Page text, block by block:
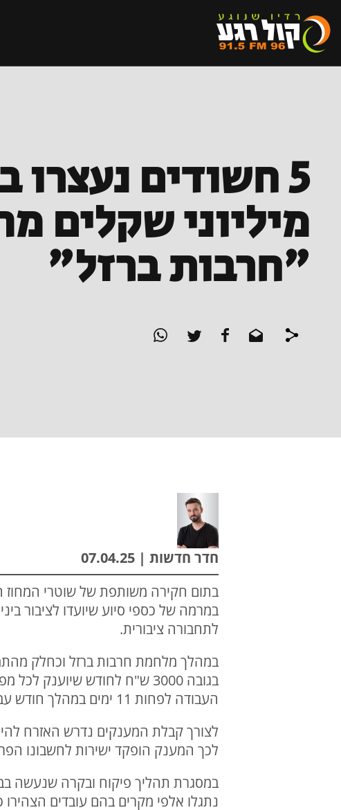
5 חשודים
מיליוני שקלים
"חרבות ברזל"
חדר חדשות | 07.04.25
במרמה של כספי סיוע שיועדו לציבור
לתחבורה ציבורית.
במהלך מלחמת חרבות ברזל וכחלק
בגובה 3000 ש"ח לחודש
העבודה לפחות 11 ימים במהלך חודש עבודה.
לצורך קבלת המענקים נדרש האזרח
לכך המענק הופקד ישירות לחשבונו
במסגרת תהליך פיקוח ובקרה שנעשה